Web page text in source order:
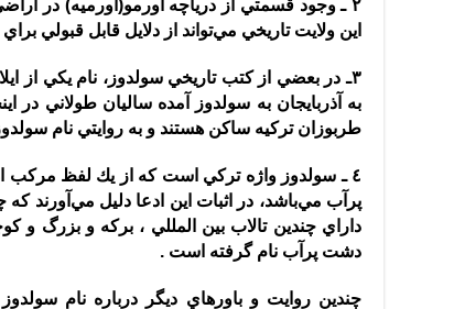
٢ ـ وجود قسمتي از درياچه اورمو ( اورميه)در
اين ولايت تاريخي مي‌تواند از دلايل قابل قبولي
٣ـ در بعضي از كتب تاريخي سولدوز، نام يكي از
به آذربايجان به سولدوز آمده ساليان طولاني در
طربوزان تركيه ساكن هستند و به روايتي نام
٤ ـ سولدوز واژه تركي است كه از يك لفظ مركب از
پرآب مي‌باشد، در اثبات اين ادعا دليل مي‌آورند
داراي چندين تالاب بين المللي ، بركه و بزرگ و
دشت پرآب نام گرفته است .
چندين روايت و باورهاي ديگر درباره نام